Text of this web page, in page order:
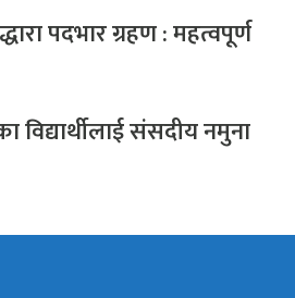
पदभार ग्रहण : महत्वपूर्ण
विद्यार्थीलाई संसदीय नमुना